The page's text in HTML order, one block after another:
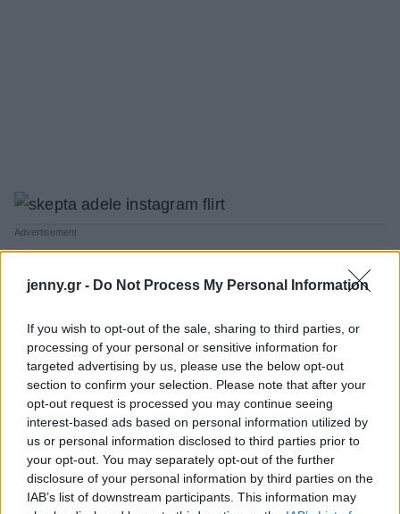
jenny.gr - Do Not Process My Personal Information
If you wish to opt-out of the sale, sharing to third parties, or
processing of your personal or sensitive information for
targeted advertising by us, please use the below opt-out
section to confirm your selection. Please note that after your
opt-out request is processed you may continue seeing
interest-based ads based on personal information utilized by
us or personal information disclosed to third parties prior to
your opt-out. You may separately opt-out of the further
disclosure of your personal information by third parties on the
IAB’s list of downstream participants. This information may